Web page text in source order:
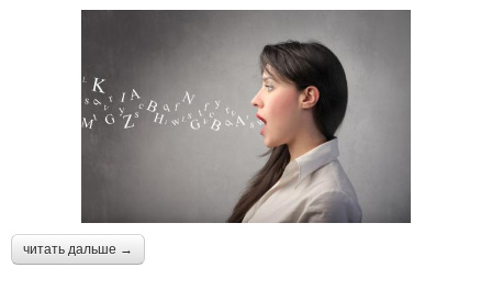
читать дальше →